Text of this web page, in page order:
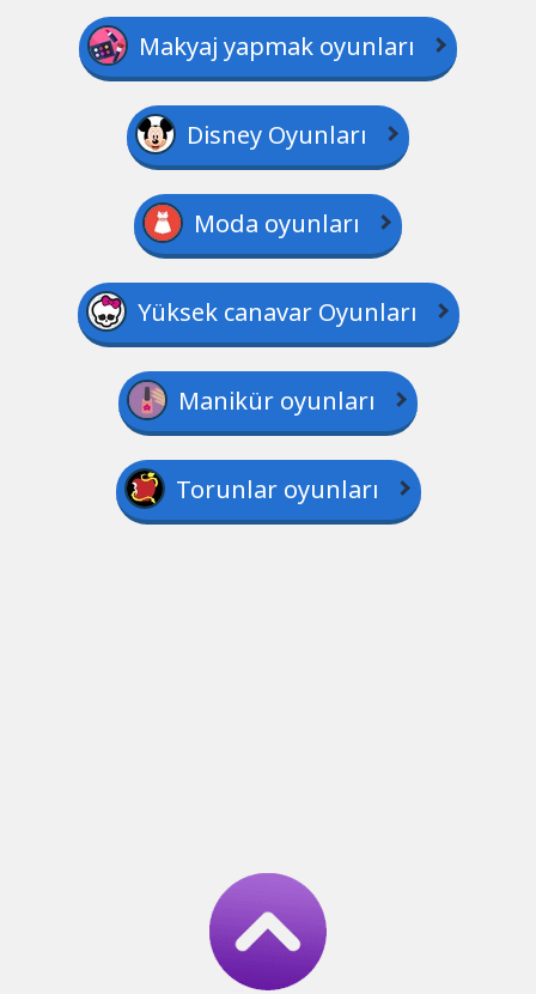
Makyaj yapmak oyunları
Disney Oyunları
Moda oyunları
Yüksek canavar Oyunları
Manikür oyunları
Torunlar oyunları